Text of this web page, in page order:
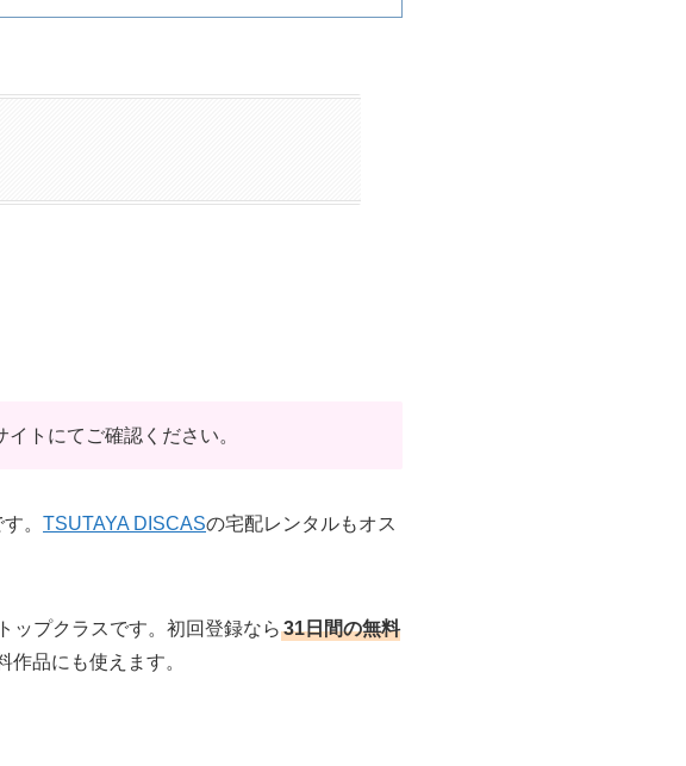
トにてご確認ください。
。 TSUTAYA DISCASの宅配レンタルもオス
ップクラスです。初回登録なら 31日間の無料
品にも使えます。